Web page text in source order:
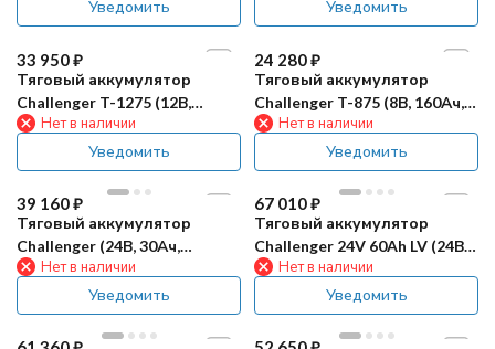
Уведомить
Тяговый аккумулятор
CHALLENGER EV6-225 (6В,
206Ач, AGM)
Нет в наличии
Уведомить
Тяговый аккумулятор
CHALLENGER EV12-110S (12В,
88Ач, AGM)
Нет в наличии